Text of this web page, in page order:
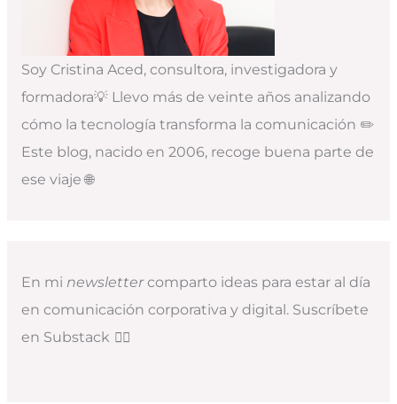
Soy Cristina Aced, consultora, investigadora y
formadora💡 Llevo más de veinte años analizando
cómo la tecnología transforma la comunicación ✏️
Este blog, nacido en 2006, recoge buena parte de
ese viaje 🌐
En mi newslettercomparto ideas para estar al día
en comunicación corporativa y digital. Suscríbete
en Substack 👇🏻